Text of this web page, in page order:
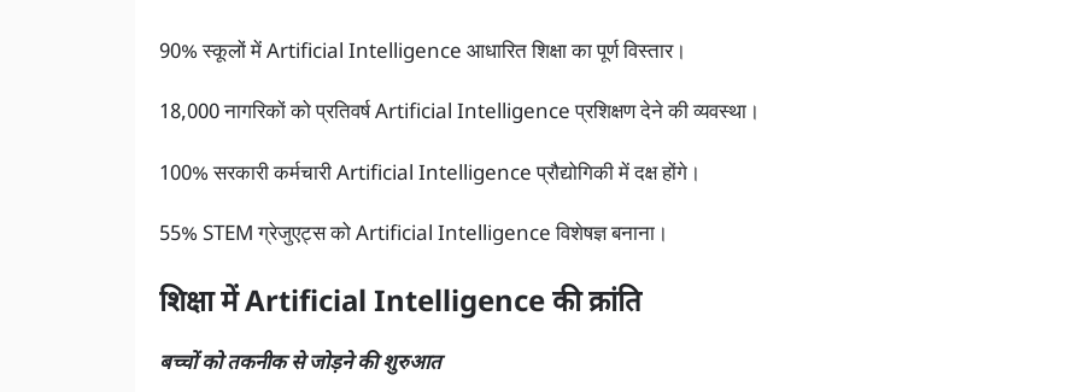
90% स्कूलों में Artificial Intelligence आधारित शिक्षा का पूर्ण विस्तार।
18,000 नागरिकों को प्रतिवर्ष Artificial Intelligence प्रशिक्षण देने की व्यवस्था।
100% सरकारी कर्मचारी Artificial Intelligence प्रौद्योगिकी में दक्ष होंगे।
55% STEM ग्रेजुएट्स को Artificial Intelligence विशेषज्ञ बनाना।
शिक्षा में Artificial Intelligence की क्रांति
बच्चों को तकनीक से जोड़ने की शुरुआत